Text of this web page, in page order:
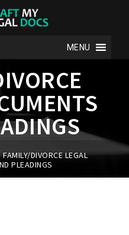
MENU
FAMILY/DIVORCE LEGAL
PLEADINGS